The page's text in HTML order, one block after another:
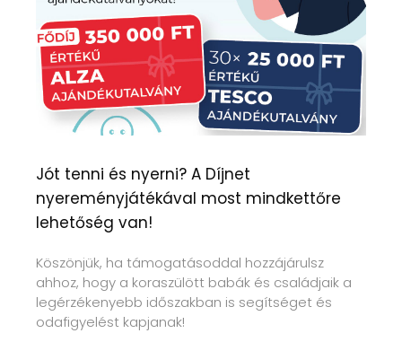
Jót tenni és nyerni? A Díjnet
nyereményjátékával most mindkettőre
lehetőség van!
Köszönjük, ha támogatásoddal hozzájárulsz
ahhoz, hogy a koraszülött babák és családjaik a
legérzékenyebb időszakban is segítséget és
odafigyelést kapjanak!